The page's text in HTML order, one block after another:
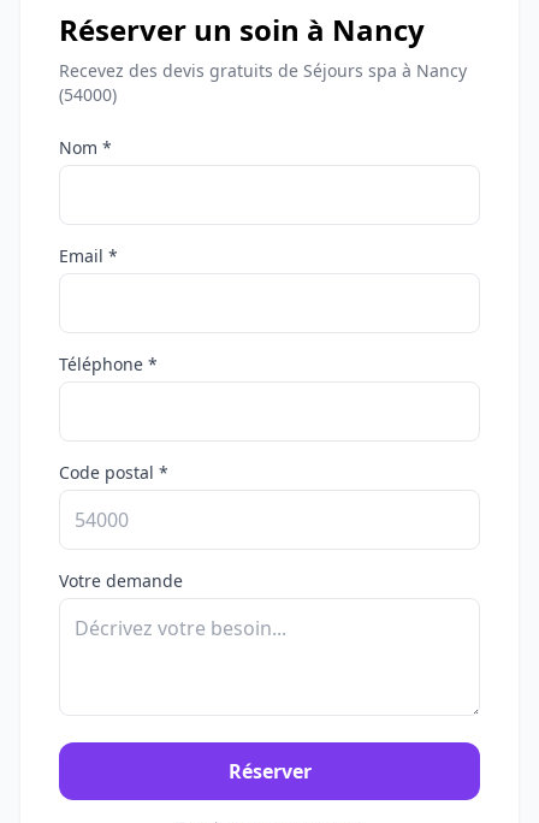
Réserver un soin à Nancy
Recevez des devis gratuits de Séjours spa à Nancy
(54000)
Nom *
Email *
Téléphone *
Code postal *
Votre demande
Réserver